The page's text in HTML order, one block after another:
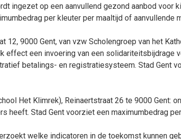
ingezet op een aanvullend gezond aanbod voor
per kleuter per maaltijd of aanvullende
9000 Gent, van vzw Scholengroep van het
effect een invoering van een solidariteitsbijdrage
betalings- en registratiesysteem. Stad Gent
Het Klimrek), Reinaertstraat 26 te 9000 Gent:
heeft. Stad Gent voorziet een maximumbedrag
welke indicatoren in de toekomst kunnen